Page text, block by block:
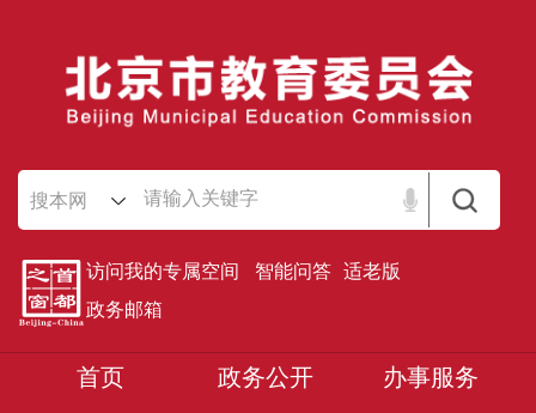
搜本网
访问我的专属空间 智能问答 适老版
政务邮箱
首页 政务公开
办事服务